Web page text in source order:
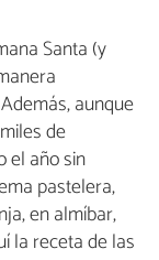
Santa (y
aunque
de
el año sin
pastelera,
en almíbar,
la receta de las